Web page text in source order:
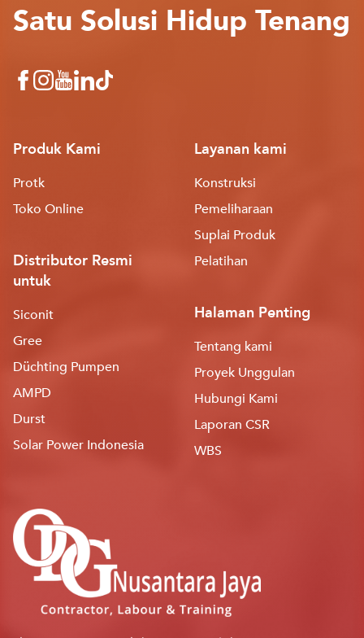
Satu Solusi Hidup Tenang
Produk Kami
Protk
Toko Online
Distributor Resmi
untuk
Siconit
Gree
Düchting Pumpen
AMPD
Durst
Solar Power Indonesia
Layanan kami
Konstruksi
Pemeliharaan
Suplai Produk
Pelatihan
Halaman Penting
Tentang kami
Proyek Unggulan
Hubungi Kami
Laporan CSR
WBS